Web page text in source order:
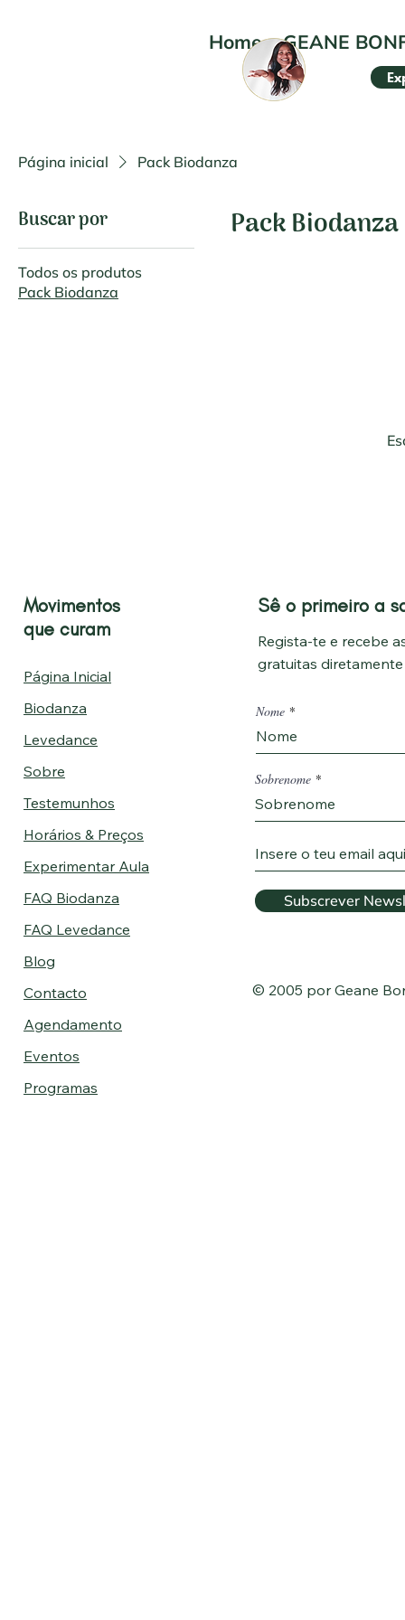
Home•GEANE
Página inicial Pack Biodanza
Buscar por
Todos os produtos
Pack Biodanza
Pack Biodanza
Movimentos
que curam
Página Inicial
Biodanza
Levedance
Sobre
Testemunhos
Horários & Preços
Experimentar Aula
FAQ Biodanza
FAQ Levedance
Blog
Contacto
Agendamento
Eventos
Programas
Sê o primeiro a
Regista-te e recebe
gratuitas
Nome
Sobrenome
Subscrever
© 2005 por Geane